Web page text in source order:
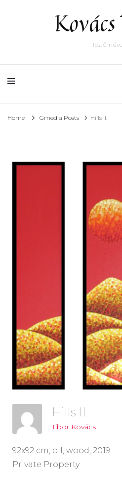
Home Gmedia Posts Hills II.
Hills II.
Tibor Kovács
92x92 cm, oil, wood, 2019.
Private Property